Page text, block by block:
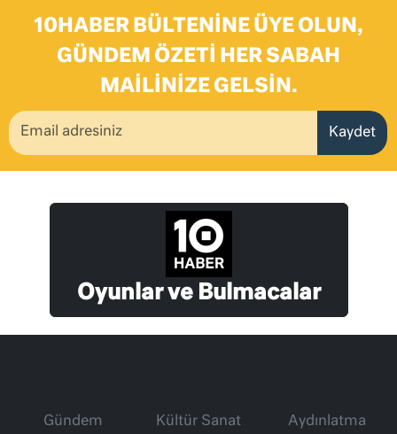
10HABER BÜLTENINE ÜYE OLUN,
GÜNDEM ÖZETI HER SABAH
MAILINIZE GELSIN.
Kaydet
Oyunlar ve Bulmacalar
Gündem
Kültür Sanat
Aydınlatma